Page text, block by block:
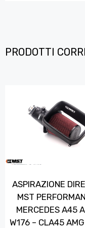
PRODOTTI
ASPIRAZIONE
MST
MERCEDES A45
W176 – CLA45 AMG